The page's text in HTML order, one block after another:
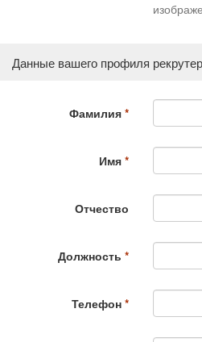
Данные вашего профиля
Фамилия
Имя
Отчество
Должность
Телефон